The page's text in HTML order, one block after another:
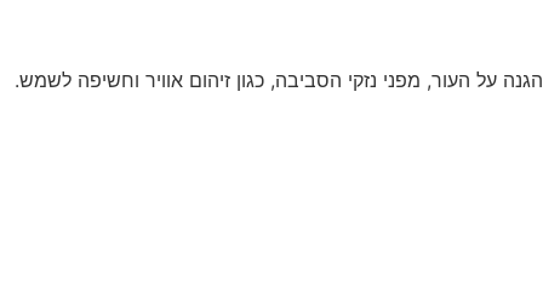
הגנה על העור, מפני נזקי הסביבה, כגון זיהום אוויר וחשיפה לשמש.